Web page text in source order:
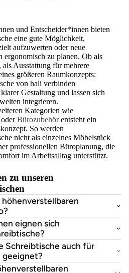
und Entscheider*innen bieten
eine gute Möglichkeit,
aufzuwerten oder neue
ergonomisch zu planen. Ob als
Ausstattung für mehrere
größeren Raumkonzepts:
von hali verbinden
Gestaltung und lassen sich
integrieren.
Kategorien wie
oderBürozubehörentsteht ein
So werden
nicht als einzelnes Möbelstück
professionellen Büroplanung, die
im Arbeitsalltag unterstützt.
zu unseren
eignen sich
Schreibtische auch für
geeignet?